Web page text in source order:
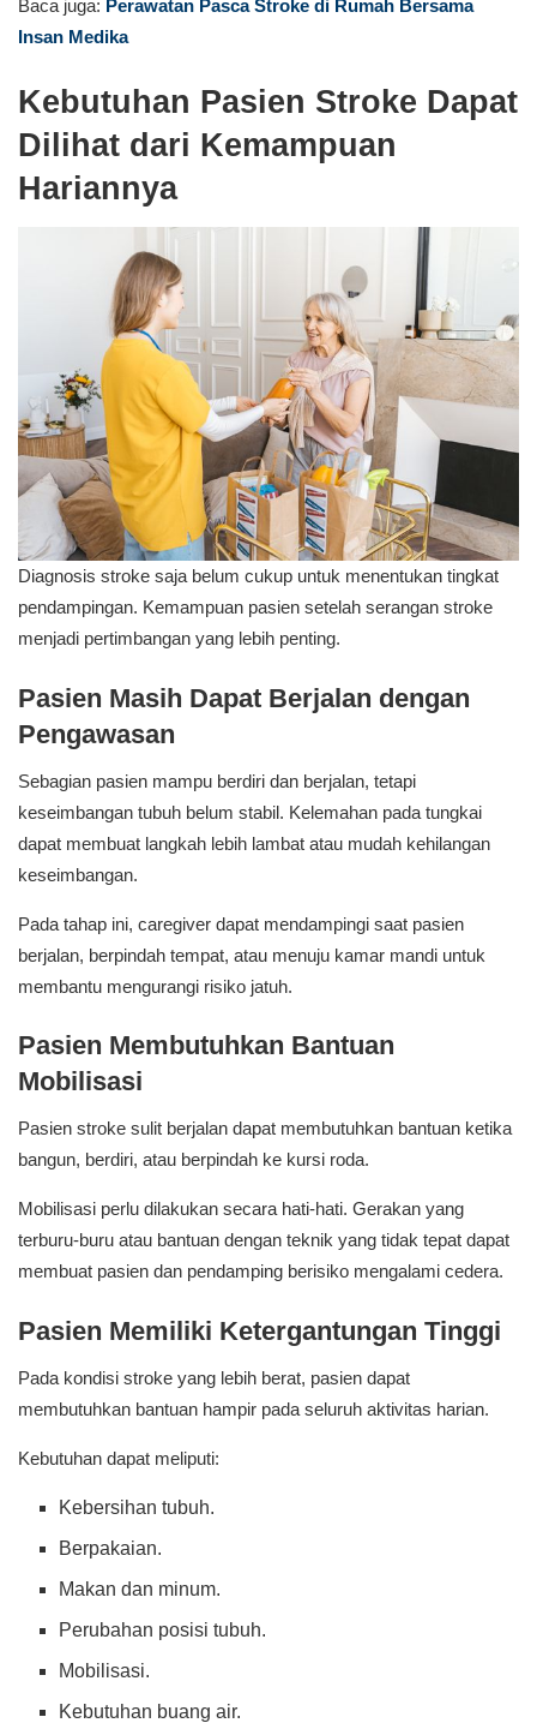
Baca juga: Perawatan Pasca Stroke di Rumah Bersama
Insan Medika
Kebutuhan Pasien Stroke Dapat
Dilihat dari Kemampuan
Hariannya
Diagnosis stroke saja belum cukup untuk menentukan tingkat
pendampingan. Kemampuan pasien setelah serangan stroke
menjadi pertimbangan yang lebih penting.
Pasien Masih Dapat Berjalan dengan
Pengawasan
Sebagian pasien mampu berdiri dan berjalan, tetapi
keseimbangan tubuh belum stabil. Kelemahan pada tungkai
dapat membuat langkah lebih lambat atau mudah kehilangan
keseimbangan.
Pada tahap ini, caregiver dapat mendampingi saat pasien
berjalan, berpindah tempat, atau menuju kamar mandi untuk
membantu mengurangi risiko jatuh.
Pasien Membutuhkan Bantuan
Mobilisasi
Pasien stroke sulit berjalan dapat membutuhkan bantuan ketika
bangun, berdiri, atau berpindah ke kursi roda.
Mobilisasi perlu dilakukan secara hati-hati. Gerakan yang
terburu-buru atau bantuan dengan teknik yang tidak tepat dapat
membuat pasien dan pendamping berisiko mengalami cedera.
Pasien Memiliki Ketergantungan Tinggi
Pada kondisi stroke yang lebih berat, pasien dapat
membutuhkan bantuan hampir pada seluruh aktivitas harian.
Kebutuhan dapat meliputi:
Kebersihan tubuh.
Berpakaian.
Makan dan minum.
Perubahan posisi tubuh.
Mobilisasi.
Kebutuhan buang air.